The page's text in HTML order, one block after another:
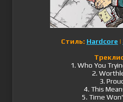
Стиль: Hardcore |
1. Who You
2.
3.
4. This
5. Time